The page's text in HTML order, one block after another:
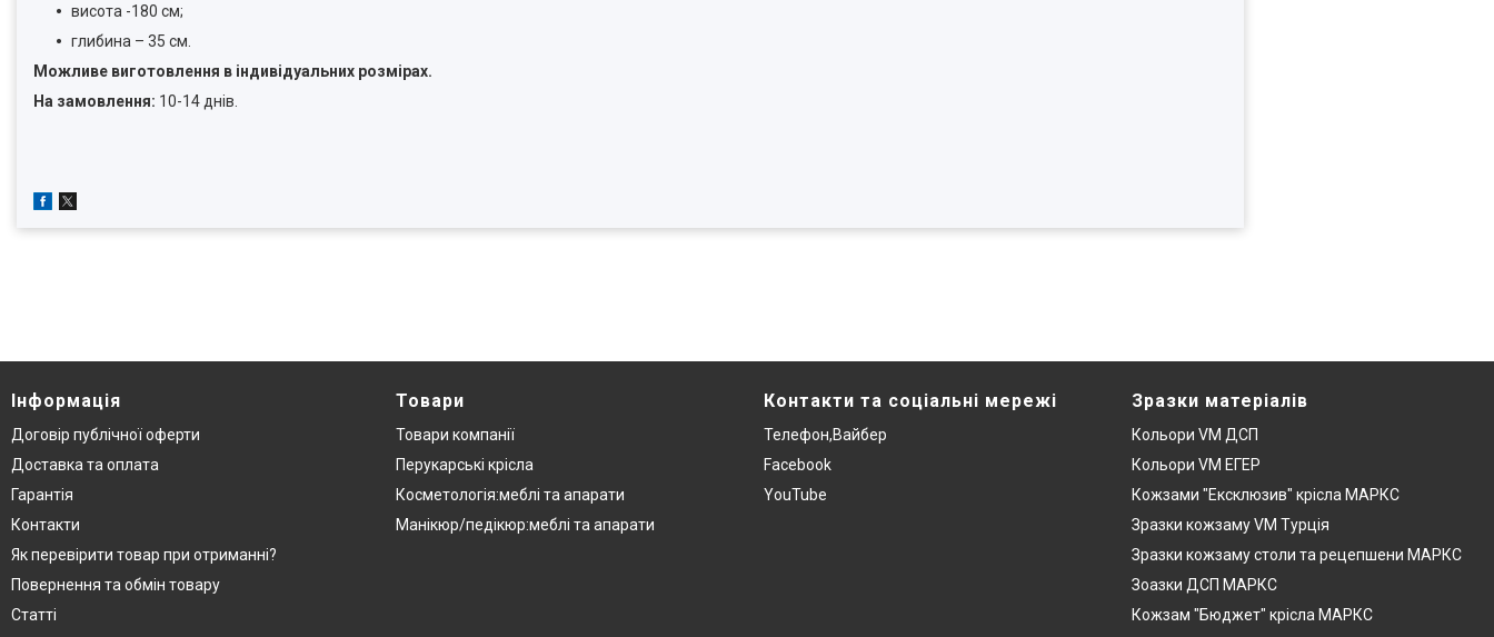
висота -180 см;
глибина – 35 см.
Можливе виготовлення в індивідуальних розмірах.
На замовлення: 10-14 днів.
Інформація
Договір публічної оферти
Доставка та оплата
Гарантія
Контакти
Як перевірити товар при отриманні?
Повернення та обмін товару
Статті
Товари
Товари компанії
Перукарські крісла
Косметологія:меблі та апарати
Манікюр/педікюр:меблі та апарати
Контакти та соціальні мережі
Телефон,Вайбер
Facebook
YouTube
Зразки матеріалів
Кольори VM ДСП
Кольори VM ЕГЕР
Кожзами "Ексклюзив" крісла МАРКС
Зразки кожзаму VM Турція
Зразки кожзаму столи та рецепшени МАРКС
Зоазки ДСП МАРКС
Кожзам "Бюджет" крісла МАРКС